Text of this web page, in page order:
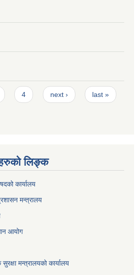
4 next › last »
लिङ्‍क
कार्यालय
मन्त्रालय
आयोग
मन्त्रालयको कार्यालय